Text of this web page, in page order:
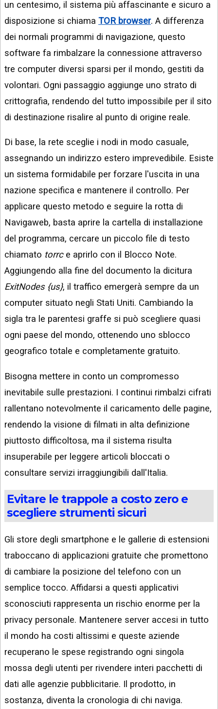
un centesimo, il sistema più affascinante e sicuro a
disposizione si chiama TOR browser. A differenza
dei normali programmi di navigazione, questo
software fa rimbalzare la connessione attraverso
tre computer diversi sparsi per il mondo, gestiti da
volontari. Ogni passaggio aggiunge uno strato di
crittografia, rendendo del tutto impossibile per il sito
di destinazione risalire al punto di origine reale.
Di base, la rete sceglie i nodi in modo casuale,
assegnando un indirizzo estero imprevedibile. Esiste
un sistema formidabile per forzare l'uscita in una
nazione specifica e mantenere il controllo. Per
applicare questo metodo e seguire la rotta di
Navigaweb, basta aprire la cartella di installazione
del programma, cercare un piccolo file di testo
chiamato torrce aprirlo con il Blocco Note.
Aggiungendo alla fine del documento la dicitura
ExitNodes {us}, il traffico emergerà sempre da un
computer situato negli Stati Uniti. Cambiando la
sigla tra le parentesi graffe si può scegliere quasi
ogni paese del mondo, ottenendo uno sblocco
geografico totale e completamente gratuito.
Bisogna mettere in conto un compromesso
inevitabile sulle prestazioni. I continui rimbalzi cifrati
rallentano notevolmente il caricamento delle pagine,
rendendo la visione di filmati in alta definizione
piuttosto difficoltosa, ma il sistema risulta
insuperabile per leggere articoli bloccati o
consultare servizi irraggiungibili dall'Italia.
Evitare le trappole a costo zero e
scegliere strumenti sicuri
Gli store degli smartphone e le gallerie di estensioni
traboccano di applicazioni gratuite che promettono
di cambiare la posizione del telefono con un
semplice tocco. Affidarsi a questi applicativi
sconosciuti rappresenta un rischio enorme per la
privacy personale. Mantenere server accesi in tutto
il mondo ha costi altissimi e queste aziende
recuperano le spese registrando ogni singola
mossa degli utenti per rivendere interi pacchetti di
dati alle agenzie pubblicitarie. Il prodotto, in
sostanza, diventa la cronologia di chi naviga.